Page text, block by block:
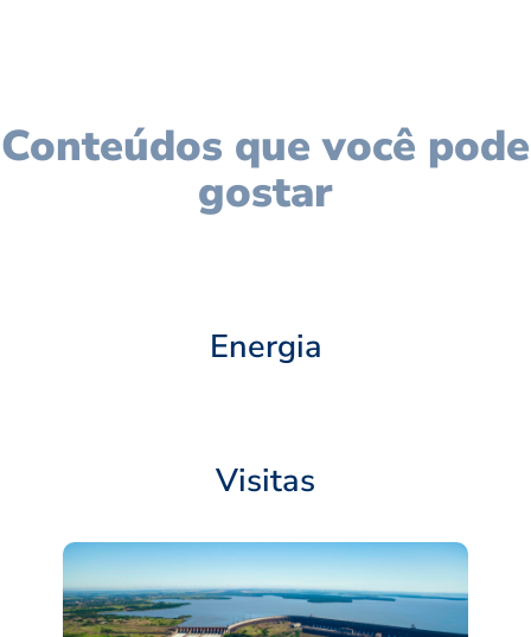
Conteúdos que você pode
gostar
Energia
Visitas